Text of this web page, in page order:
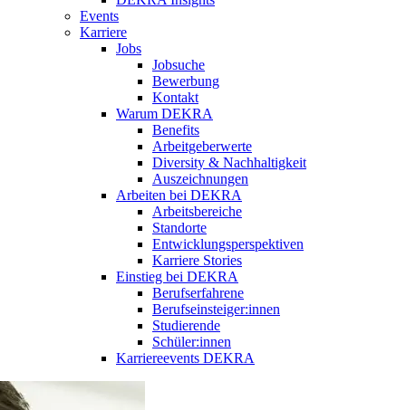
Events
Karriere
Jobs
Jobsuche
Bewerbung
Kontakt
Warum DEKRA
Benefits
Arbeitgeberwerte
Diversity & Nachhaltigkeit
Auszeichnungen
Arbeiten bei DEKRA
Arbeitsbereiche
Standorte
Entwicklungsperspektiven
Karriere Stories
Einstieg bei DEKRA
Berufserfahrene
Berufseinsteiger:innen
Studierende
Schüler:innen
Karriereevents DEKRA